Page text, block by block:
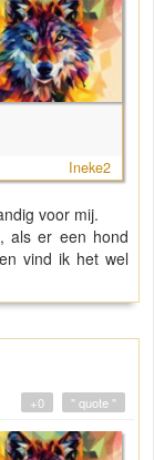
Ineke2
voor mij.
als er een hond
vind ik het wel
" quote "
+0